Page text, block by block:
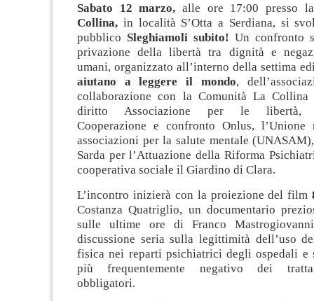
Sabato 12 marzo, alle ore 17:00 presso
Collina, in località S’Otta a Serdiana, si
pubblico Sleghiamoli subito! Un confronto
privazione della libertà tra dignità e
umani, organizzato all’interno della settima
aiutano a leggere il mondo,
collaborazione con la Comunità La
diritto Associazione per le libertà,
Cooperazione e confronto Onlus, l’Unione
associazioni per la salute mentale
Sarda per l’Attuazione della Riforma
cooperativa sociale il Giardino di Clara.
L’incontro inizierà con la proiezione del film
Costanza Quatriglio, un documentario
sulle ultime ore di Franco
discussione seria sulla legittimità dell’uso
fisica nei reparti psichiatrici degli ospedali e
più frequentemente negativo dei
obbligatori.